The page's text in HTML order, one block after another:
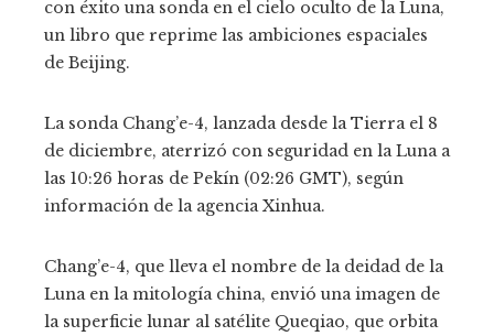
con éxito una sonda en el cielo oculto de la Luna,
un libro que reprime las ambiciones espaciales
de Beijing.
La sonda Chang’e-4, lanzada desde la Tierra el 8
de diciembre, aterrizó con seguridad en la Luna a
las 10:26 horas de Pekín (02:26 GMT), según
información de la agencia Xinhua.
Chang’e-4, que lleva el nombre de la deidad de la
Luna en la mitología china, envió una imagen de
la superficie lunar al satélite Queqiao, que orbita